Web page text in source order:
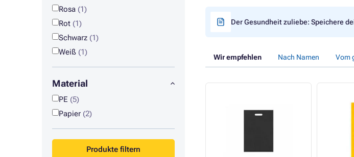
Rosa (1)
Rot (1)
Schwarz (1)
Weiß (1)
Material
PE (5)
Papier (2)
Produkte filtern
Der Gesundheit zuliebe: Speichere
Wir empfehlen Nach Namen Vom